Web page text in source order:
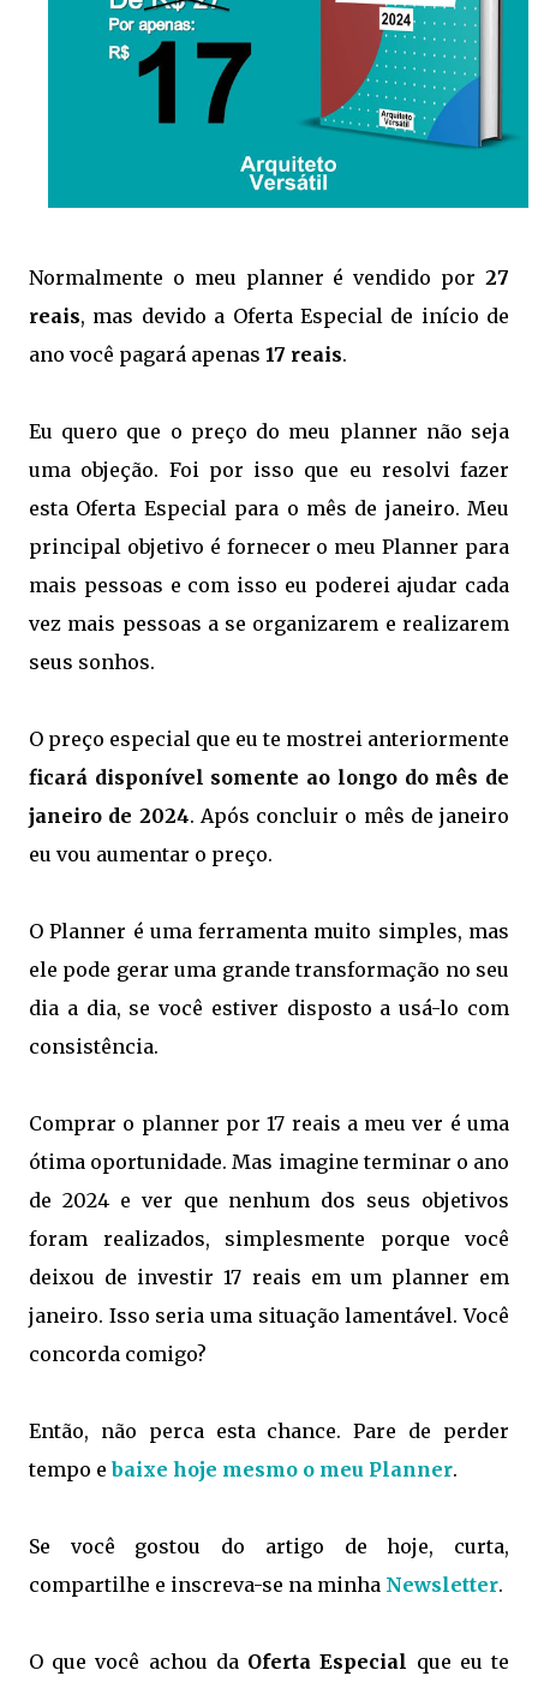
Normalmente o meu planner é vendido por 27
reais, mas devido a Oferta Especial de início de
ano você pagará apenas 17 reais.
Eu quero que o preço do meu planner não seja
uma objeção. Foi por isso que eu resolvi fazer
esta Oferta Especial para o mês de janeiro. Meu
principal objetivo é fornecer o meu Planner para
mais pessoas e com isso eu poderei ajudar cada
vez mais pessoas a se organizarem e realizarem
seus sonhos.
O preço especial que eu te mostrei anteriormente
ficará disponível somente ao longo do mês de
janeiro de 2024. Após concluir o mês de janeiro
eu vou aumentar o preço.
O Planner é uma ferramenta muito simples, mas
ele pode gerar uma grande transformação no seu
dia a dia, se você estiver disposto a usá-lo com
consistência.
Comprar o planner por 17 reais a meu ver é uma
ótima oportunidade. Mas imagine terminar o ano
de 2024 e ver que nenhum dos seus objetivos
foram realizados, simplesmente porque você
deixou de investir 17 reais em um planner em
janeiro. Isso seria uma situação lamentável. Você
concorda comigo?
Então, não perca esta chance. Pare de perder
tempo ebaixe hoje mesmo o meu Planner.
Se você gostou do artigo de hoje, curta,
compartilhe e inscreva-se na minha Newsletter.
O que você achou da Oferta Especial que eu te